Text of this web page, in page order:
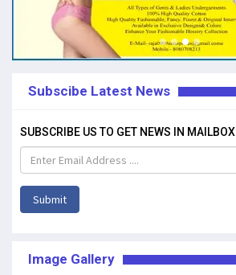
Subscibe Latest News
SUBSCRIBE US TO GET NEWS IN MAILBOX
Submit
Image Gallery